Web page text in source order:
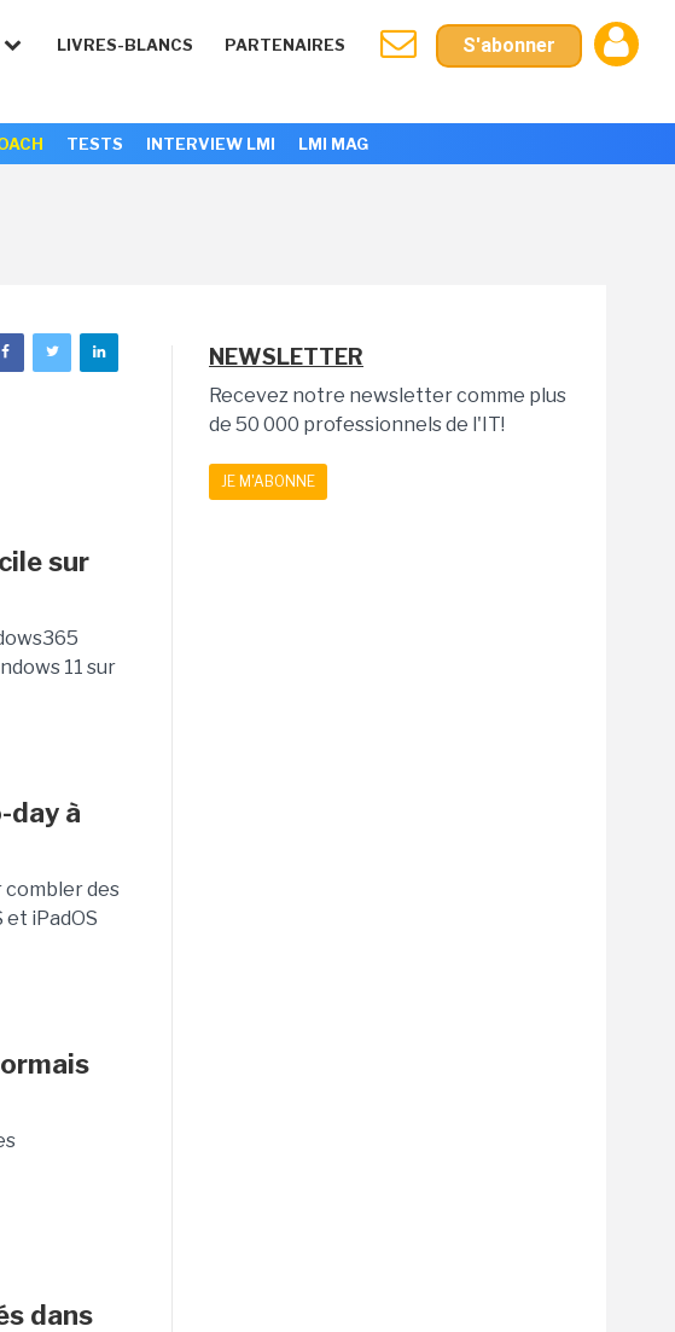
LIVRES-BLANCS PARTENAIRES S'abonner
TESTS INTERVIEW LMI LMI MAG
sur
11 sur
day à
combler des
iPadOS
dans
NEWSLETTER
Recevez notre newsletter comme plus
de 50 000 professionnels de l'IT!
JE M'ABONNE